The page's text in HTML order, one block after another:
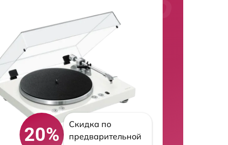
20%
Скидка по
предварительной